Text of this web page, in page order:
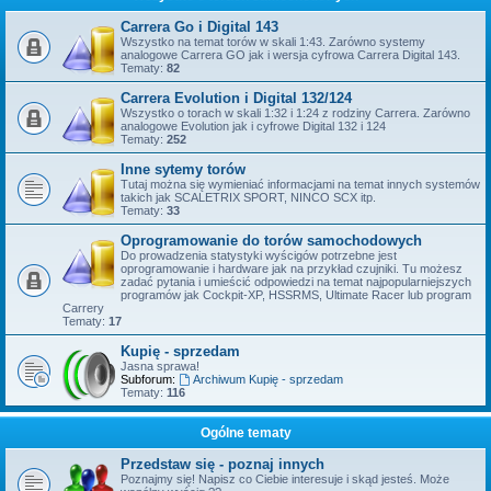
Carrera Go i Digital 143
Wszystko na temat torów w skali 1:43. Zarówno systemy
analogowe Carrera GO jak i wersja cyfrowa Carrera Digital 143.
Tematy: 82
Carrera Evolution i Digital 132/124
Wszystko o torach w skali 1:32 i 1:24 z rodziny Carrera. Zarówno
analogowe Evolution jak i cyfrowe Digital 132 i 124
Tematy: 252
Inne sytemy torów
Tutaj można się wymieniać informacjami na temat innych systemów
takich jak SCALETRIX SPORT, NINCO SCX itp.
Tematy: 33
Oprogramowanie do torów samochodowych
Do prowadzenia statystyki wyścigów potrzebne jest
oprogramowanie i hardware jak na przykład czujniki. Tu możesz
zadać pytania i umieścić odpowiedzi na temat najpopularniejszych
programów jak Cockpit-XP, HSSRMS, Ultimate Racer lub program
Carrery
Tematy: 17
Kupię - sprzedam
Jasna sprawa!
Subforum:
Archiwum Kupię - sprzedam
Tematy: 116
Ogólne tematy
Przedstaw się - poznaj innych
Poznajmy się! Napisz co Ciebie interesuje i skąd jesteś. Może